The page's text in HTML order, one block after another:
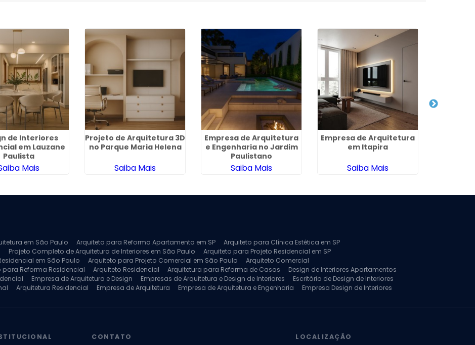
de Interiores
em Lauzane
Paulista
Mais
Projeto de Arquitetura 3D
no Parque Maria Helena
Saiba Mais
Empresa de Arquitetura
e Engenharia no Jardim
Paulistano
Saiba Mais
Empresa de Arquitetura
em Itapira
Saiba Mais
em São Paulo Arquiteto para Reforma Apartamento em SP
Arquiteto para Clínica Estética em SP
Projeto Completo de Arquitetura de Interiores em São Paulo
Arquiteto para Projeto Residencial em SP
em São Paulo Arquiteto para Projeto Comercial em São Paulo
Arquiteto Comercial
para Reforma Residencial Arquiteto Residencial Arquitetura para Reforma de Casas
Design de Interiores Apartamentos
Empresa de Arquitetura e Design Empresas de Arquitetura e Design de Interiores
Escritório de Design de Interiores
Arquitetura Residencial Empresa de Arquitetura Empresa de Arquitetura e Engenharia
Empresa Design de Interiores
CONTATO LOCALIZAÇÃO